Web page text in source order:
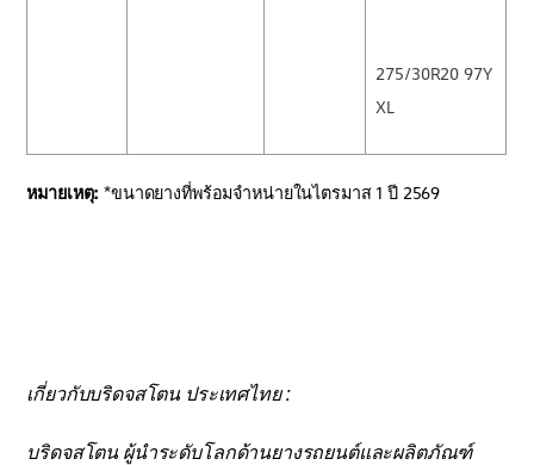
275/30R20 97Y
XL
หมายเหตุ: *ขนาดยางที่พร้อมจำหน่ายในไตรมาส 1 ปี 2569
เกี่ยวกับบริดจสโตน ประเทศไทย :
บริดจสโตน ผู้นำระดับโลกด้านยางรถยนต์และผลิตภัณฑ์